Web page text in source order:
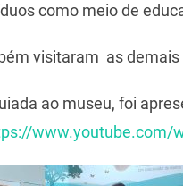
como meio de
visitaram as
ao museu, foi
www.youtube.com/